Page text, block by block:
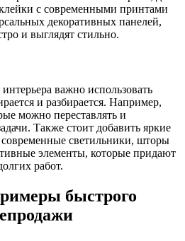
с современными принтами
декоративных панелей,
и выглядят стильно.
важно использовать
и разбирается. Например,
можно переставлять и
Также стоит добавить яркие
светильники, шторы
элементы, которые придают
работ.
быстрого